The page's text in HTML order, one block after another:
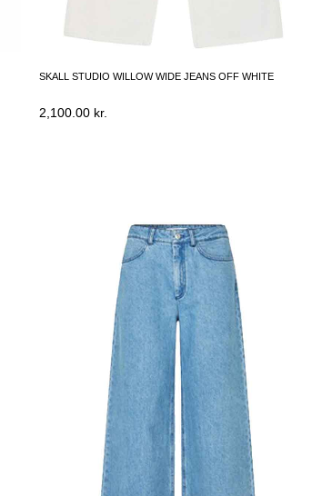
SKALL STUDIO WILLOW WIDE JEANS OFF WHITE
2,100.00 kr.